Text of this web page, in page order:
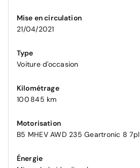
Mise en circulation
21/04/2021
Type
Voiture d'occasion
Kilométrage
100 845 km
Motorisation
B5 MHEV AWD 235 Geartronic 8 7pl
Énergie